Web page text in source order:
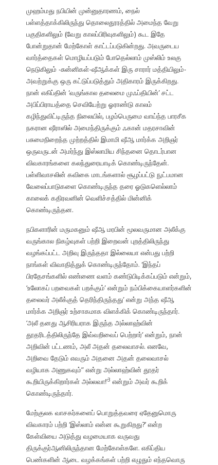
முஹம்மது நபியின் முன்னுதாரணம், நைல்
பள்ளத்தாக்கிலிருந்து தொலைதூரத்தில் அமைந்த வேறு
பகுதிகளிலும் (வேறு காலப்பிரிவுகளிலும்) கூட இதே
போன்றுதான் மேற்கோள் காட்டப்படுகின்றது. அவருடைய
வார்த்தைகள் மொழியப்படும் போதெல்லாம் முஸ்லிம் உலகு
நெடுகிலும் -சுன்னிகள்-ஷீஆக்கள் இரு சாரார் மத்தியிலும்-
அவற்றுக்கு ஒரு கட்டுப்படுத்தும் அதிகாரம் இருக்கிறது.
நான் எகிப்தின் ‘வருங்கால தலைமை முஃப்தியின்’ சட்ட
அபிப்பிராயத்தை செவியேற்று ஓராண்டு காலம்
கழிந்துவிட்டிருந்த நிலையில், பழம்பெருமை வாய்ந்த பாரசீக
நகரான ஷீராஸில் அமைந்திருக்கும் ஃகான் மதரசாவின்
பசுமைநிறைந்த முற்றத்தில் இமாமி ஷீஆ மார்க்க அறிஞர்
ஒருவருடன் அமர்ந்து இஸ்லாமிய சிந்தனை தொடர்பான
விவகாரங்களை கலந்துரையாடிக் கொண்டிருந்தேன்.
பள்ளிவாசலின் கவிகை மாடங்களால் சூழப்பட்டு நுட்பமான
வேலைப்பாடுகளை கொண்டிருந்த தரை ஓடுகளெல்லாம்
காலைக் கதிரவனின் வெளிச்சத்தில் மின்னிக்
கொண்டிருந்தன.
நபிகளாரின் மருமகனும் ஷீஆ மரபின் மூலவருமான அலீக்கு
வருங்கால நிகழ்வுகள் பற்றி இறைவன் புறத்திலிருந்து
வழங்கப்பட்ட அறிவு இருந்ததா இல்லையா என்பது பற்றி
நாங்கள் விவாதித்துக் கொண்டிருந்தோம். ‘இந்தப்
பிரதேசங்களில் எண்ணை வளம் கண்டுபிடிக்கப்படும் என்றும்,
‘உலோகப் பறவைகள் பறக்கும்’ என்றும் நம்பிக்கையாளர்களின்
தலைவர் அலீக்குத் தெரிந்திருந்தது’ என்று அந்த ஷீஆ
மார்க்க அறிஞர் உற்சாகமாக விளக்கிக் கொண்டிருந்தார்.
‘அலீ தனது ஆசிரியராக இருந்த அல்லாஹ்வின்
தூதரிடத்திலிருந்தே இவ்வறிவைப் பெற்றார்’ என்றும், நான்
அறிவின் பட்டணம், அலீ அதன் தலைவாசல். எனவே,
அறிவை தேடும் எவரும் அதனை அதன் தலைவாசல்
வழியாக அணுகவும்” என்று அல்லாஹ்வின் தூதர்
கூறியிருக்கிறார்கள் அல்லவா!’3 என்றும் அவர் கூறிக்
கொண்டிருந்தார்.
மேற்குலக வாசகர்களைப் பொறுத்தவரை ஏதேனுமொரு
விவகாரம் பற்றி ‘இஸ்லாம் என்ன கூறுகிறது?’ என்ற
கேள்வியை அடுத்து வழமையாக வருவது
திருக்குர்ஆனிலிருந்தான மேற்கோள்களே. எகிப்திய
பெண்களின் ஆடை வழக்கங்கள் பற்றி எழுதும் எந்தவொரு